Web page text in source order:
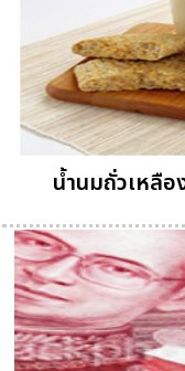
น้ำนมถั่วเหลือ